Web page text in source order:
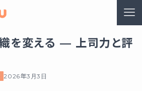
織を変える — 上司力と評
2026年3月3日